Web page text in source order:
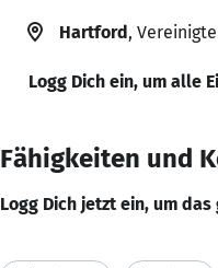
Hartford,
Logg Dich ein, um alle
Fähigkeiten und
Logg Dich jetzt ein, um